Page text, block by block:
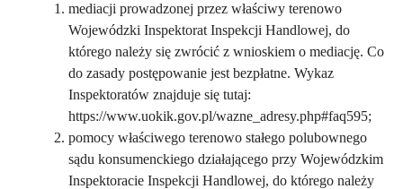
mediacji prowadzonej przez właściwy terenowo
Wojewódzki Inspektorat Inspekcji Handlowej, do
którego należy się zwrócić z wnioskiem o mediację. Co
do zasady postępowanie jest bezpłatne. Wykaz
Inspektoratów znajduje się tutaj:
https://www.uokik.gov.pl/wazne_adresy.php#faq595;
pomocy właściwego terenowo stałego polubownego
sądu konsumenckiego działającego przy Wojewódzkim
Inspektoracie Inspekcji Handlowej, do którego należy